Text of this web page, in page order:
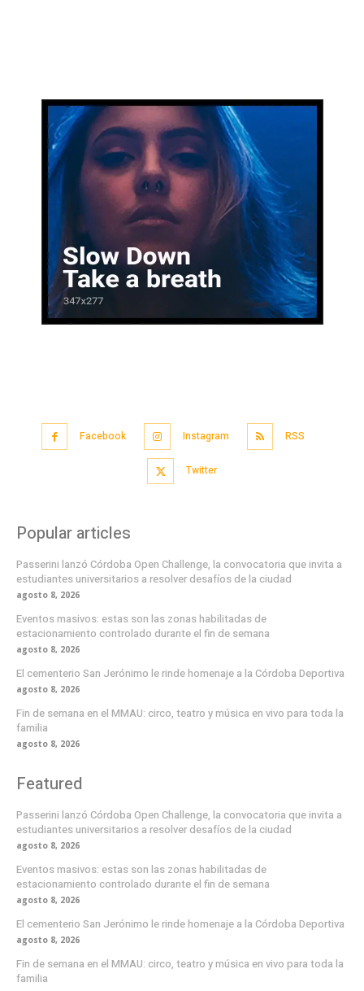
Facebook Instagram RSS
Twitter
Popular articles
Passerini lanzó Córdoba Open Challenge, la convocatoria que invita a
estudiantes universitarios a resolver desafíos de la ciudad
agosto 8, 2026
Eventos masivos: estas son las zonas habilitadas de
estacionamiento controlado durante el fin de semana
agosto 8, 2026
El cementerio San Jerónimo le rinde homenaje a la Córdoba Deportiva
agosto 8, 2026
Fin de semana en el MMAU: circo, teatro y música en vivo para toda la
familia
agosto 8, 2026
Featured
Passerini lanzó Córdoba Open Challenge, la convocatoria que invita a
estudiantes universitarios a resolver desafíos de la ciudad
agosto 8, 2026
Eventos masivos: estas son las zonas habilitadas de
estacionamiento controlado durante el fin de semana
agosto 8, 2026
El cementerio San Jerónimo le rinde homenaje a la Córdoba Deportiva
agosto 8, 2026
Fin de semana en el MMAU: circo, teatro y música en vivo para toda la
familia